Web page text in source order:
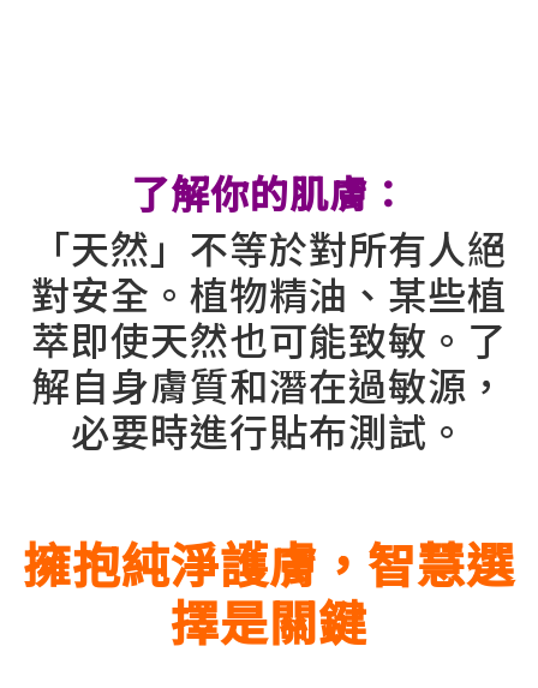
了解你的肌膚：
「天然」不等於對所有人絕
對安全。植物精油、某些植
萃即使天然也可能致敏。了
解自身膚質和潛在過敏源，
必要時進行貼布測試。
擁抱純淨護膚，智慧選
擇是關鍵